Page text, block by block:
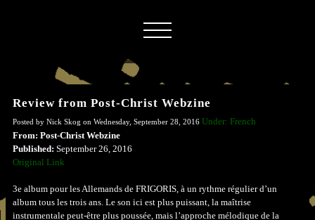
Review from Post-Christ Webzine
Posted by Nick Skog on Wednesday, September 28, 2016 Under: French
From: Post-Christ Webzine
Published: September 26, 2016
Original Link
3e album pour les Allemands de FRIGORIS, à un rythme régulier d’un
album tous les trois ans. Le son ici est plus puissant, la maîtrise
instrumentale peut-être plus poussée, mais l’approche mélodique de la